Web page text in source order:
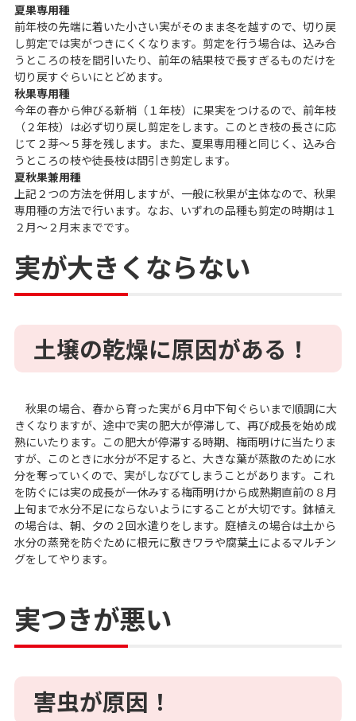
夏果専用種
前年枝の先端に着いた小さい実がそのまま冬を越すので、切り戻
し剪定では実がつきにくくなります。剪定を行う場合は、込み合
うところの枝を間引いたり、前年の結果枝で長すぎるものだけを
切り戻すぐらいにとどめます。
秋果専用種
今年の春から伸びる新梢（１年枝）に果実をつけるので、前年枝
（２年枝）は必ず切り戻し剪定をします。このとき枝の長さに応
じて２芽～５芽を残します。また、夏果専用種と同じく、込み合
うところの枝や徒長枝は間引き剪定します。
夏秋果兼用種
上記２つの方法を併用しますが、一般に秋果が主体なので、秋果
専用種の方法で行います。なお、いずれの品種も剪定の時期は１
２月～２月末までです。
実が大きくならない
土壌の乾燥に原因がある！
秋果の場合、春から育った実が６月中下旬ぐらいまで順調に大
きくなりますが、途中で実の肥大が停滞して、再び成長を始め成
熟にいたります。この肥大が停滞する時期、梅雨明けに当たりま
すが、このときに水分が不足すると、大きな葉が蒸散のために水
分を奪っていくので、実がしなびてしまうことがあります。これ
を防ぐには実の成長が一休みする梅雨明けから成熟期直前の８月
上旬まで水分不足にならないようにすることが大切です。鉢植え
の場合は、朝、夕の２回水遣りをします。庭植えの場合は土から
水分の蒸発を防ぐために根元に敷きワラや腐葉土によるマルチン
グをしてやります。
実つきが悪い
害虫が原因！